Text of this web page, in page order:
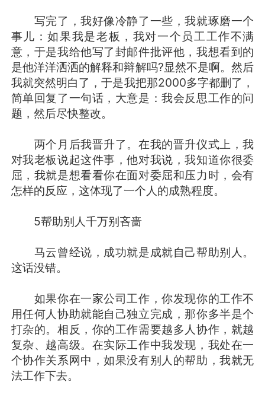
写完了，我好像冷静了一些，我就琢磨一个
事儿：如果我是老板，我对一个员工工作不满
意，于是我给他写了封邮件批评他，我想看到的
是他洋洋洒洒的解释和辩解吗?显然不是啊。然后
我就突然明白了，于是我把那2000多字都删了，
简单回复了一句话，大意是：我会反思工作的问
题，然后尽快整改。
两个月后我晋升了。在我的晋升仪式上，我
对我老板说起这件事，他对我说，我知道你很委
屈，我就是想看看你在面对委屈和压力时，会有
怎样的反应，这体现了一个人的成熟程度。
5帮助别人千万别吝啬
马云曾经说，成功就是成就自己帮助别人。
这话没错。
如果你在一家公司工作，你发现你的工作不
用任何人协助就能自己独立完成，那你多半是个
打杂的。相反，你的工作需要越多人协作，就越
复杂、越高级。在实际工作中我发现，我处在一
个协作关系网中，如果没有别人的帮助，我就无
法工作下去。